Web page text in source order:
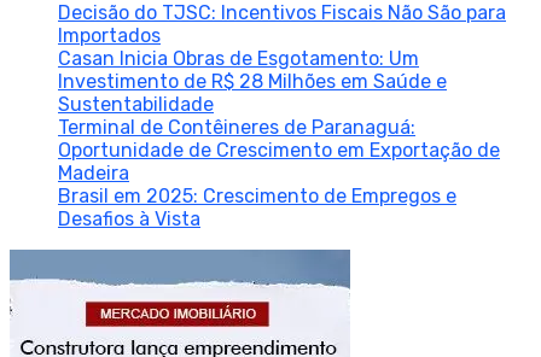
Decisão do TJSC: Incentivos Fiscais Não São para
Importados
Casan Inicia Obras de Esgotamento: Um
Investimento de R$ 28 Milhões em Saúde e
Sustentabilidade
Terminal de Contêineres de Paranaguá:
Oportunidade de Crescimento em Exportação de
Madeira
Brasil em 2025: Crescimento de Empregos e
Desafios à Vista